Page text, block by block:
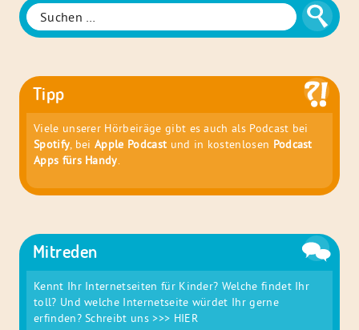
Suche
Suchen
nach:
Tipp
Viele unserer Hörbeiräge gibt es auch als Podcast bei
Spotify, beiApple Podcast und in kostenlosen Podcast
Apps fürs Handy.
Mitreden
Kennt Ihr Internetseiten für Kinder? Welche findet Ihr
toll? Und welche Internetseite würdet Ihr gerne
erfinden? Schreibt uns>>> HIER